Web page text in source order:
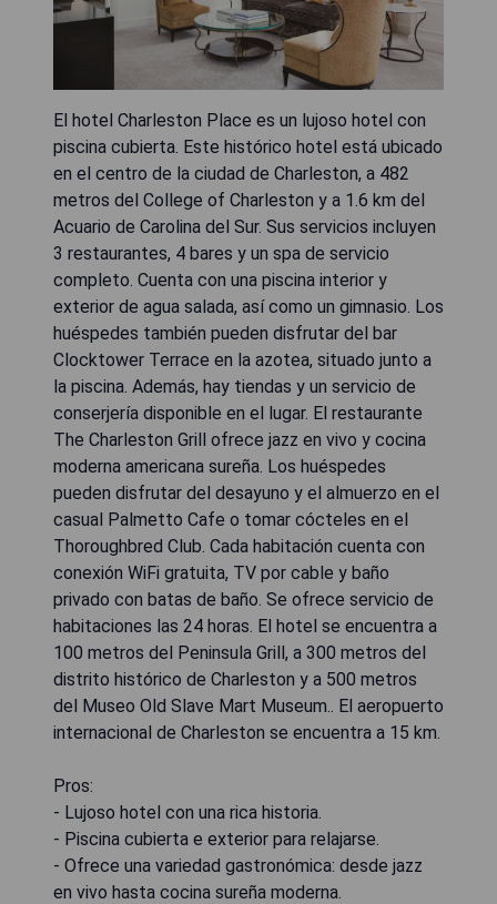
El hotel Charleston Place es un lujoso hotel con
piscina cubierta. Este histórico hotel está ubicado
en el centro de la ciudad de Charleston, a 482
metros del College of Charleston y a 1.6 km del
Acuario de Carolina del Sur. Sus servicios incluyen
3 restaurantes, 4 bares y un spa de servicio
completo. Cuenta con una piscina interior y
exterior de agua salada, así como un gimnasio. Los
huéspedes también pueden disfrutar del bar
Clocktower Terrace en la azotea, situado junto a
la piscina. Además, hay tiendas y un servicio de
conserjería disponible en el lugar. El restaurante
The Charleston Grill ofrece jazz en vivo y cocina
moderna americana sureña. Los huéspedes
pueden disfrutar del desayuno y el almuerzo en el
casual Palmetto Cafe o tomar cócteles en el
Thoroughbred Club. Cada habitación cuenta con
conexión WiFi gratuita, TV por cable y baño
privado con batas de baño. Se ofrece servicio de
habitaciones las 24 horas. El hotel se encuentra a
100 metros del Peninsula Grill, a 300 metros del
distrito histórico de Charleston y a 500 metros
del Museo Old Slave Mart Museum.. El aeropuerto
internacional de Charleston se encuentra a 15 km.
Pros:
- Lujoso hotel con una rica historia.
- Piscina cubierta e exterior para relajarse.
- Ofrece una variedad gastronómica: desde jazz
en vivo hasta cocina sureña moderna.